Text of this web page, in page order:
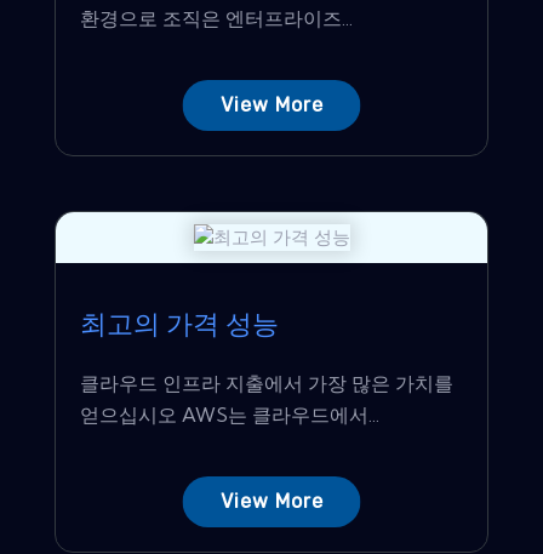
환경으로 조직은 엔터프라이즈...
View More
최고의 가격 성능
클라우드 인프라 지출에서 가장 많은 가치를
얻으십시오 AWS는 클라우드에서...
View More